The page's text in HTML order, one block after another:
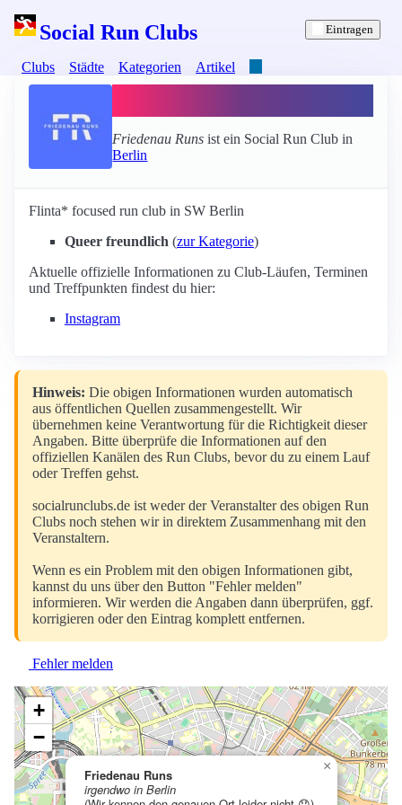
Social Run Clubs Eintragen
Clubs Städte Kategorien Artikel
Friedenau Runs ist ein Social Run Club in
Berlin
Flinta* focused run club in SW Berlin
Queer freundlich (zur Kategorie)
Aktuelle offizielle Informationen zu Club-Läufen, Terminen
und Treffpunkten findest du hier:
Instagram
Hinweis: Die obigen Informationen wurden automatisch
aus öffentlichen Quellen zusammengestellt. Wir
übernehmen keine Verantwortung für die Richtigkeit dieser
Angaben. Bitte überprüfe die Informationen auf den
offiziellen Kanälen des Run Clubs, bevor du zu einem Lauf
oder Treffen gehst.
socialrunclubs.de ist weder der Veranstalter des obigen Run
Clubs noch stehen wir in direktem Zusammenhang mit den
Veranstaltern.
Wenn es ein Problem mit den obigen Informationen gibt,
kannst du uns über den Button "Fehler melden"
informieren. Wir werden die Angaben dann überprüfen, ggf.
korrigieren oder den Eintrag komplett entfernen.
Fehler melden
Friedenau Runs
irgendwo in Berlin
×
+
−